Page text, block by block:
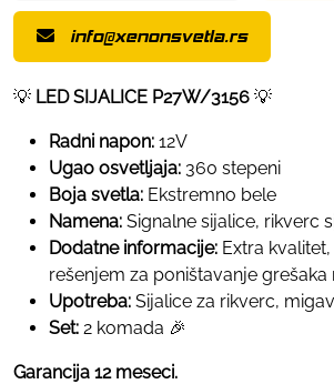
info@xenonsvetla.rs
💡 LED SIJALICE P27W/3156 💡
Radni napon: 12V
Ugao osvetljaja: 360 stepeni
Boja svetla: Ekstremno bele
Namena: Signalne sijalice, rikverc
Dodatne informacije: Extra
rešenjem za poništavanje
Upotreba: Sijalice za rikverc,
Set: 2 komada 🎉
Garancija 12 meseci.